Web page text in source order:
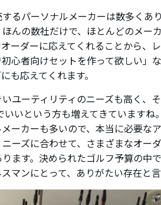
るパーソナルメーカーは数多くあ
んの数社だけで、ほとんどのメー
ーダーに応えてくれることから、
心者向けセットを作って欲しい」
も応えてくれます。
いユーティリティのニーズも高く、
いいという方も増えてきていますね
ーカーも多いので、本当に必要な
ーズに合わせて、さまざまなオー
ます。決められたゴルフ予算の中
マンにとって、ありがたい存在と言